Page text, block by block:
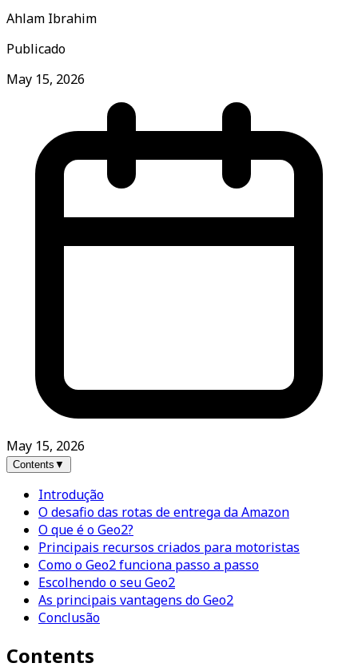
Ahlam Ibrahim
Publicado
May 15, 2026
May 15, 2026
Contents ▼
Introdução
O desafio das rotas de entrega da Amazon
O que é o Geo2?
Principais recursos criados para motoristas
Como o Geo2 funciona passo a passo
Escolhendo o seu Geo2
As principais vantagens do Geo2
Conclusão
Contents